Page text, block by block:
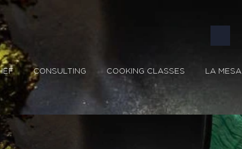
CONSULTING COOKING CLASSES LA MESA